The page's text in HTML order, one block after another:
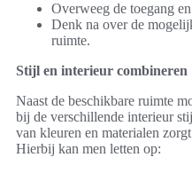
Overweeg de toegang
Denk na over de
ruimte.
Stijl en interieur combineren
Naast de beschikbare ruimte
bij de verschillende interieur
van kleuren en materialen
Hierbij kan men letten op: